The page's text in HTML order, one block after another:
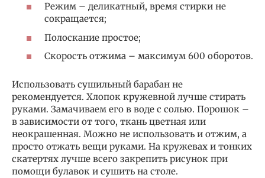
Режим – деликатный, время стирки не
сокращается;
Полоскание простое;
Скорость отжима – максимум 600 оборотов.
Использовать сушильный барабан не
рекомендуется. Хлопок кружевной лучше стирать
руками. Замачиваем его в воде с солью. Порошок –
в зависимости от того, ткань цветная или
неокрашенная. Можно не использовать и отжим, а
просто отжать вещи руками. На кружевах и тонких
скатертях лучше всего закрепить рисунок при
помощи булавок и сушить на столе.